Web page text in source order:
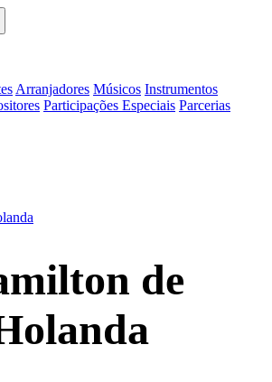
Arranjadores Músicos Instrumentos
Participações Especiais Parcerias
de